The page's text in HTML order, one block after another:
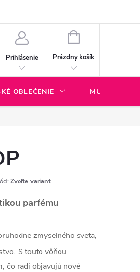
Prihlásenie
NÁKUPNÝ
Prázdny košík
OBLEČENIE MULTI
Zvoľte variant
parfému
zmyselného sveta,
S touto vôňou
čo radi objavujú nové